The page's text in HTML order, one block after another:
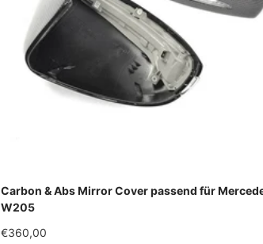
Carbon & Abs Mirror Cover passend für
W205
Im
€360,00